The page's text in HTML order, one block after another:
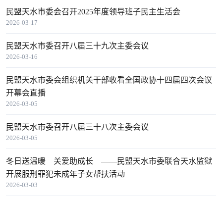
2026-03-17
民盟天水市委会召开2025年度领导班子民主生活会
2026-03-16
民盟天水市委召开八届三十九次主委会议
2026-03-05
民盟天水市委会组织机关干部收看全国政协十四届四次会议
开幕会直播
2026-03-05
民盟天水市委召开八届三十八次主委会议
2026-03-03
冬日送温暖 关爱助成长 ——民盟天水市委联合天水监狱
开展服刑罪犯未成年子女帮扶活动